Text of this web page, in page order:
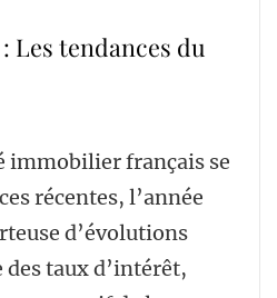
Les tendances du
immobilier français se
récentes, l’année
d’évolutions
des taux d’intérêt,